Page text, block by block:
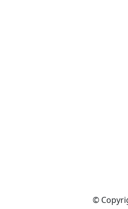
©